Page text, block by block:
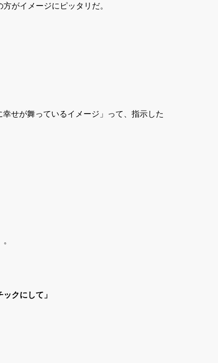
方がイメージにピッタリだ。
せが舞っているイメージ」って、指示した
クにして」